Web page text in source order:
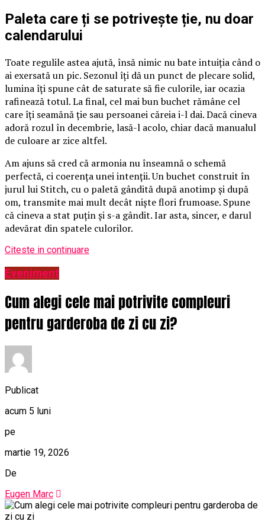
Paleta care ți se potrivește ție, nu doar
calendarului
Toate regulile astea ajută, însă nimic nu bate intuiția când o
ai exersată un pic. Sezonul îți dă un punct de plecare solid,
lumina îți spune cât de saturate să fie culorile, iar ocazia
rafinează totul. La final, cel mai bun buchet rămâne cel
care îți seamănă ție sau persoanei căreia i-l dai. Dacă cineva
adoră rozul în decembrie, lasă-l acolo, chiar dacă manualul
de culoare ar zice altfel.
Am ajuns să cred că armonia nu înseamnă o schemă
perfectă, ci coerența unei intenții. Un buchet construit în
jurul lui Stitch, cu o paletă gândită după anotimp și după
om, transmite mai mult decât niște flori frumoase. Spune
că cineva a stat puțin și s-a gândit. Iar asta, sincer, e darul
adevărat din spatele culorilor.
Citeste in continuare
Eveniment
Cum alegi cele mai potrivite compleuri
pentru garderoba de zi cu zi?
Publicat
acum 5 luni
pe
martie 19, 2026
De
Eugen Marc